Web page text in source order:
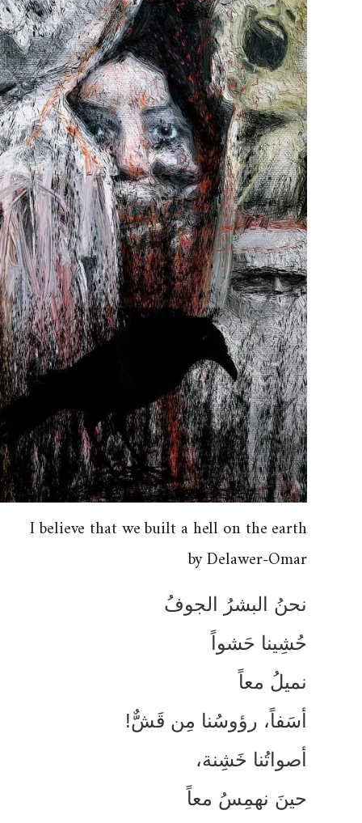
I believe that we built a hell on the
by Delawer-
البشرُ الجوفُ
حَشواً
معاً
رؤوسُنا مِن قَشٌّ!
خَشِنة،
نهمِسُ معاً